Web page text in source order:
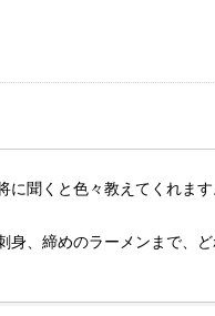
に聞くと色々教えてくれま
身、締めのラーメンまで、